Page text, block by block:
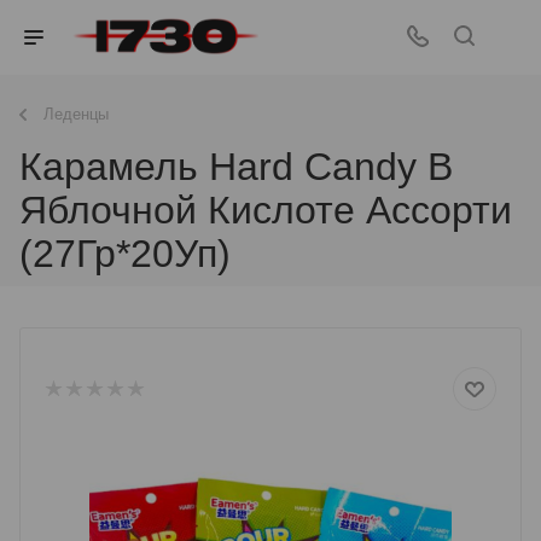
Леденцы
Карамель Hard Candy В
Яблочной Кислоте Ассорти
(27Гр*20Уп)